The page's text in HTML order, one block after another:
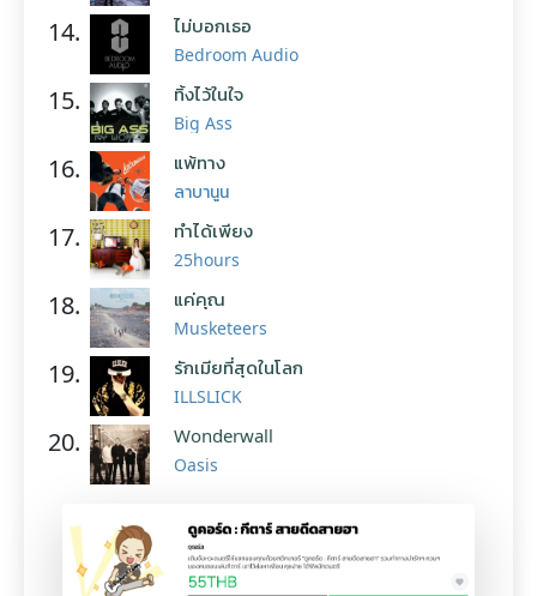
14. ไม่บอกเธอ
Bedroom Audio
15. ทิ้งไว้ในใจ
Big Ass
16. แพ้ทาง
ลาบานูน
17. ทำได้เพียง
25hours
18. แค่คุณ
Musketeers
19. รักเมียที่สุดในโลก
ILLSLICK
20. Wonderwall
Oasis